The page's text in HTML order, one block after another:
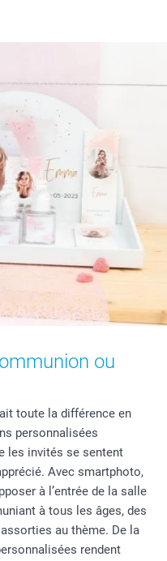
ou
toute la différence en
personnalisées
les invités se sentent
Avec smartphoto,
à l’entrée de la salle
à tous les âges, des
au thème. De la
rendent